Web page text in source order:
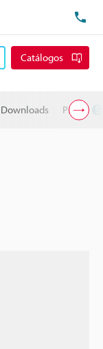
Catálogos
Downloads Preço